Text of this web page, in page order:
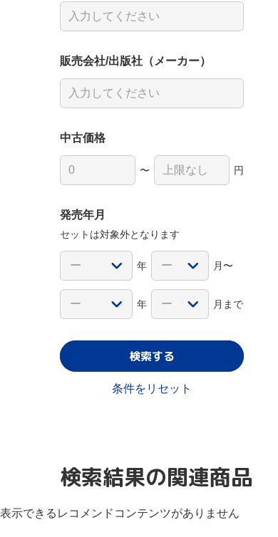
販売会社/出版社（メーカー）
中古価格
〜 円
発売年月
セットは対象外となります
年 月〜
年 月まで
検索する
条件をリセット
検索結果の関連商品
表示できるレコメンドコンテンツがありません